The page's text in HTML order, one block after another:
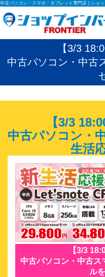
中古パソコン・スマホ・タブレット専門店 | ショ
【3/3
中古パソコン・中古
【3/3
中古パソコン・
生活
【3/3
中古パソコン・中古ス
ル